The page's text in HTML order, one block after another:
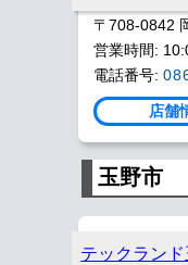
〒708-0842
営業時間:
電話番号:
店舗
玉野市
テックラン